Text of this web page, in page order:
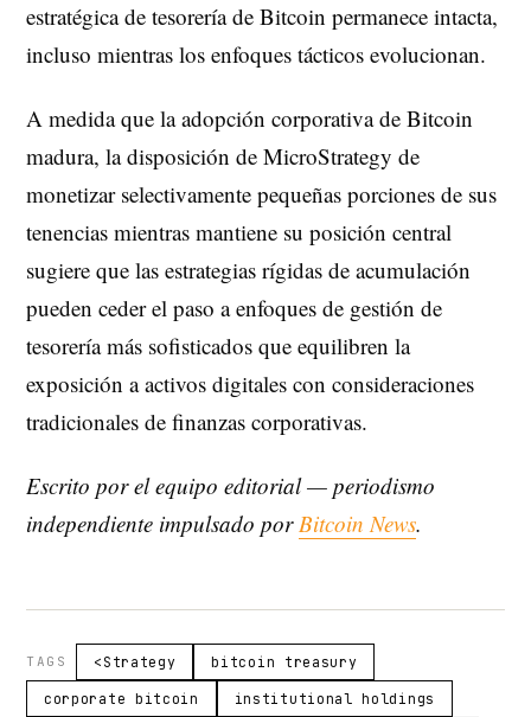
estratégica de tesorería de Bitcoin permanece intacta,
incluso mientras los enfoques tácticos evolucionan.
A medida que la adopción corporativa de Bitcoin
madura, la disposición de MicroStrategy de
monetizar selectivamente pequeñas porciones de sus
tenencias mientras mantiene su posición central
sugiere que las estrategias rígidas de acumulación
pueden ceder el paso a enfoques de gestión de
tesorería más sofisticados que equilibren la
exposición a activos digitales con consideraciones
tradicionales de finanzas corporativas.
Escrito por el equipo editorial — periodismo
independiente impulsado porBitcoin News.
TAGS <Strategy bitcoin treasury
corporate bitcoin institutional holdings